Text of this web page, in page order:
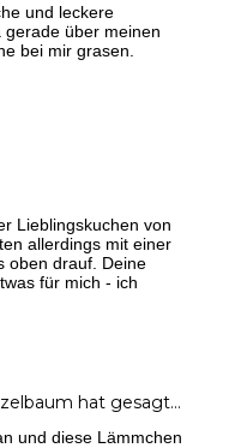
und leckere
über meinen
bei mir grasen.
Lieblingskuchen von
allerdings mit einer
oben drauf. Deine
für mich - ich
hat gesagt…
und diese Lämmchen